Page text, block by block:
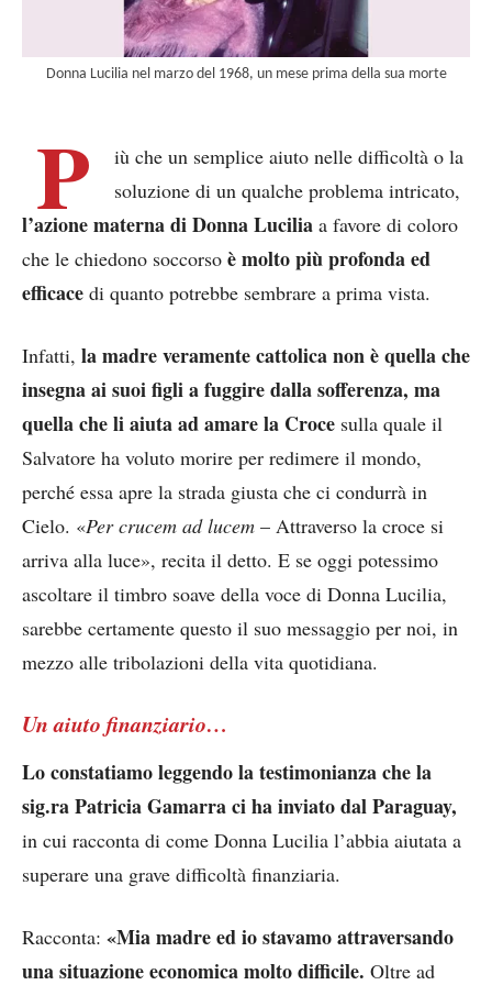
Donna Lucilia nel marzo del 1968, un mese prima della sua morte
P
iù che un semplice aiuto nelle difficoltà o la
soluzione di un qualche problema intricato,
l’azione materna di Donna Lucilia a favore di coloro
che le chiedono soccorso è molto più profonda ed
efficace di quanto potrebbe sembrare a prima vista.
Infatti, la madre veramente cattolica non è quella che
insegna ai suoi figli a fuggire dalla sofferenza, ma
quella che li aiuta ad amare la Croce sulla quale il
Salvatore ha voluto morire per redimere il mondo,
perché essa apre la strada giusta che ci condurrà in
Cielo. «Per crucem ad lucem – Attraverso la croce si
arriva alla luce», recita il detto. E se oggi potessimo
ascoltare il timbro soave della voce di Donna Lucilia,
sarebbe certamente questo il suo messaggio per noi, in
mezzo alle tribolazioni della vita quotidiana.
Un aiuto finanziario…
Lo constatiamo leggendo la testimonianza che la
sig.ra Patricia Gamarra ci ha inviato dal Paraguay,
in cui racconta di come Donna Lucilia l’abbia aiutata a
superare una grave difficoltà finanziaria.
Racconta: «Mia madre ed io stavamo attraversando
una situazione economica molto difficile. Oltre ad